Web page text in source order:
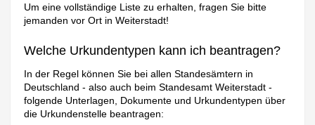
Um eine vollständige Liste zu erhalten, fragen Sie bitte
jemanden vor Ort in Weiterstadt!
Welche Urkundentypen kann ich beantragen?
In der Regel können Sie bei allen Standesämtern in
Deutschland - also auch beim Standesamt Weiterstadt -
folgende Unterlagen, Dokumente und Urkundentypen über
die Urkundenstelle beantragen: